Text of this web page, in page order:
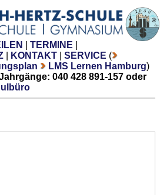
TERMINE
KONTAKT SERVICE (
LMS Lernen Hamburg)
040 428 891-157 oder